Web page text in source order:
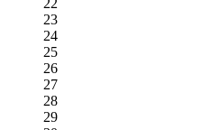
22
23
24
25
26
27
28
29